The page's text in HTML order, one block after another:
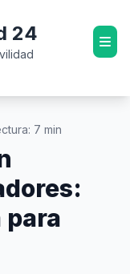
24
7 min
para